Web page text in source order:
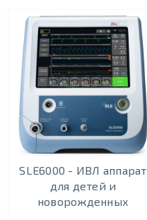
SLE6000 - ИВЛ аппарат
для детей и
новорожденных